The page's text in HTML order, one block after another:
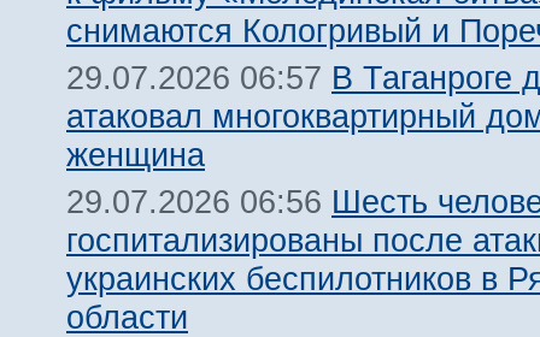
снимаются Кологривый и
29.07.2026 06:57 В Таганроге
атаковал многоквартирный
женщина
29.07.2026 06:56 Шесть
госпитализированы после
украинских беспилотников в
области